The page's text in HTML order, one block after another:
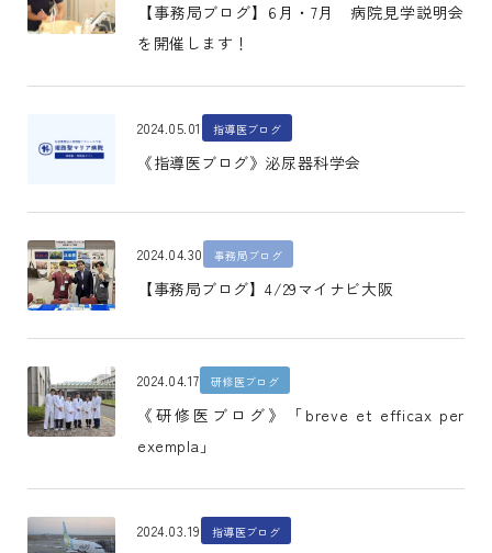
【事務局ブログ】6月・7月 病院見学説明会
を開催します！
2024.05.01 指導医ブログ
《指導医ブログ》泌尿器科学会
2024.04.30 事務局ブログ
【事務局ブログ】4/29マイナビ大阪
2024.04.17 研修医ブログ
《研修医ブログ》「breve et efficax per
exempla」
2024.03.19 指導医ブログ